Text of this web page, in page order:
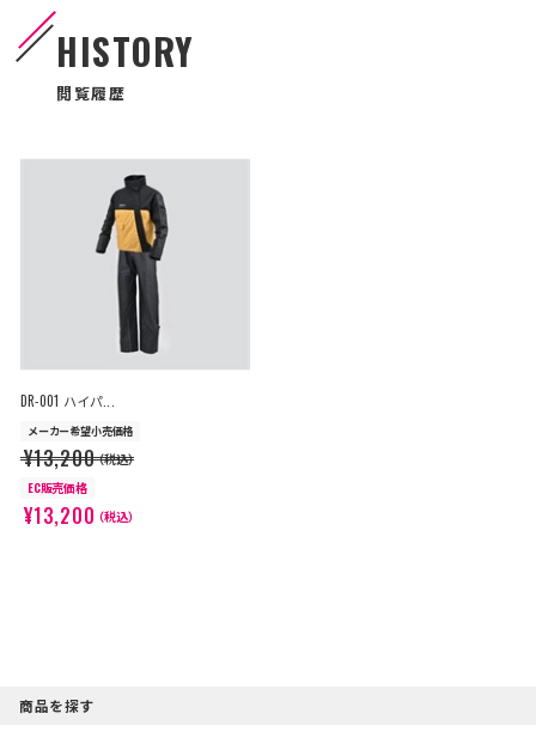
HISTORY
閲覧履歴
DR-001 ハイパ...
メーカー希望小売価格
¥13,200（税込）
EC販売価格
¥13,200（税込）
商品を探す